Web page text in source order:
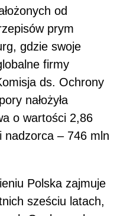
od
prym
gdzie swoje
firmy
ds. Ochrony
nałożyła
o wartości 2,86
nadzorca – 746 mln
Polska zajmuje
sześciu latach,